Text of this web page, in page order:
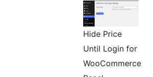
Hide Price
Until Login for
WooCommerce